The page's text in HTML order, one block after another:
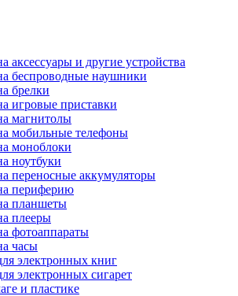
аксессуары и другие устройства
беспроводные наушники
брелки
игровые приставки
магнитолы
мобильные телефоны
моноблоки
ноутбуки
переносные аккумуляторы
периферию
планшеты
плееры
фотоаппараты
часы
электронных книг
электронных сигарет
и пластике